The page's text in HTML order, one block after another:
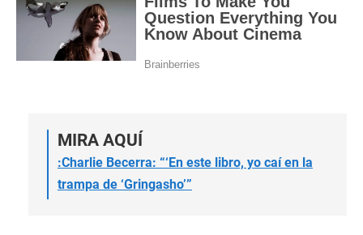
MIRA AQUÍ
:Charlie Becerra: “‘En este libro, yo caí en la
trampa de ‘Gringasho’”